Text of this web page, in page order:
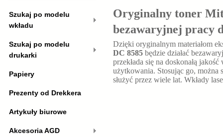
Oryginalny toner
bezawaryjnej pracy
Dzięki oryginalnym materiałom
DC 8585 będzie działać
przekłada się na doskonałą
użytkowania. Stosując go, można
służyć przez wiele lat. Wkłady
Szukaj po modelu
wkładu
Szukaj po modelu
drukarki
Papiery
Prezenty od Drekkera
Artykuły biurowe
Akcesoria AGD